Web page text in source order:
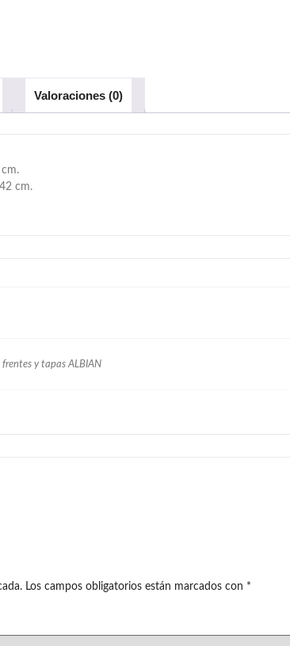
Valoraciones (0)
cm.
frentes y tapas ALBIAN
Los campos obligatorios están marcados con *